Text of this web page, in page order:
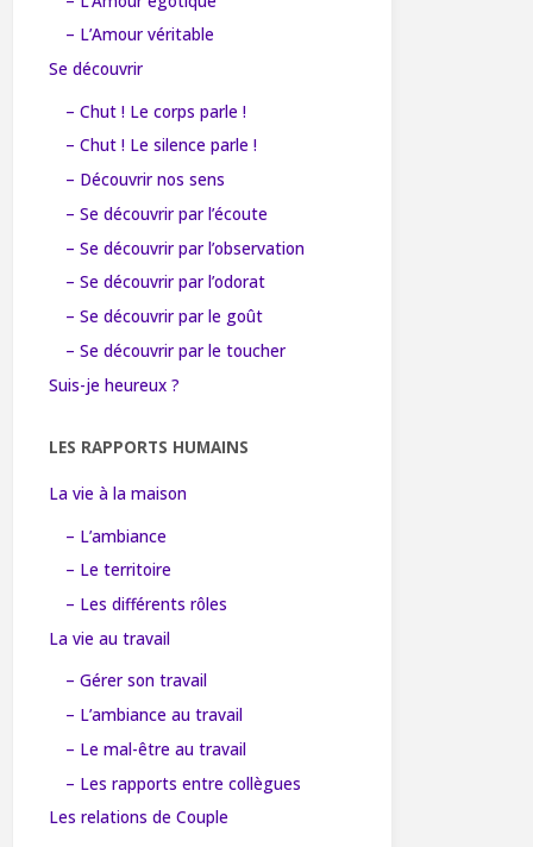
– L’Amour véritable
Se découvrir
– Chut ! Le corps parle !
– Chut ! Le silence parle !
– Découvrir nos sens
– Se découvrir par l’écoute
– Se découvrir par l’observation
– Se découvrir par l’odorat
– Se découvrir par le goût
– Se découvrir par le toucher
Suis-je heureux ?
LES RAPPORTS HUMAINS
La vie à la maison
– L’ambiance
– Le territoire
– Les différents rôles
La vie au travail
– Gérer son travail
– L’ambiance au travail
– Le mal-être au travail
– Les rapports entre collègues
Les relations de Couple